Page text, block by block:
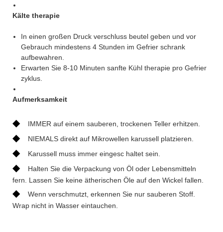
Kälte therapie
In einen großen Druck verschluss beutel geben und vor
Gebrauch mindestens 4 Stunden im Gefrier schrank
aufbewahren.
Erwarten Sie 8-10 Minuten sanfte Kühl therapie pro Gefrier
zyklus.
Aufmerksamkeit
◆ IMMER auf einem sauberen, trockenen Teller erhitzen.
◆ NIEMALS direkt auf Mikrowellen karussell platzieren.
◆ Karussell muss immer eingesc haltet sein.
◆
Halten Sie die Verpackung von Öl oder Lebensmitteln
fern. Lassen Sie keine ätherischen Öle auf den Wickel fallen.
◆
Wenn verschmutzt, erkennen Sie nur sauberen Stoff.
Wrap nicht in Wasser eintauchen.